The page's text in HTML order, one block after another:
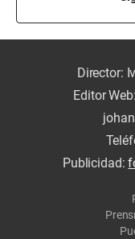
Director:
Editor
Publicidad: